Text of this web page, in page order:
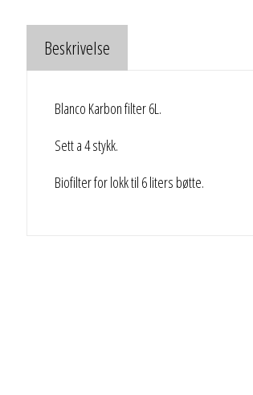
Beskrivelse
Blanco Karbon filter 6L.
Sett a 4 stykk.
Biofilter for lokk til 6 liters bøtte.